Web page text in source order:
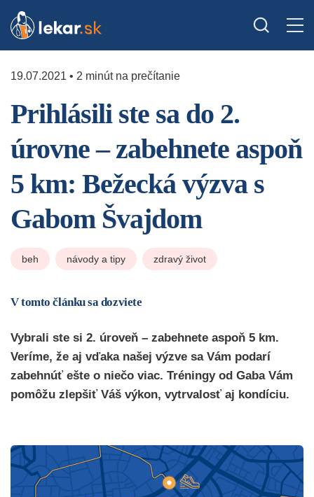
19.07.2021 • 2 minút na prečítanie
Prihlásili ste sa do 2.
úrovne – zabehnete aspoň
5 km: Bežecká výzva s
Gabom Švajdom
beh návody a tipy zdravý život
V tomto článku sa dozviete
Vybrali ste si 2. úroveň – zabehnete aspoň 5 km.
Veríme, že aj vďaka našej výzve sa Vám podarí
zabehnúť ešte o niečo viac. Tréningy od Gaba Vám
pomôžu zlepšiť Váš výkon, vytrvalosť aj kondíciu.